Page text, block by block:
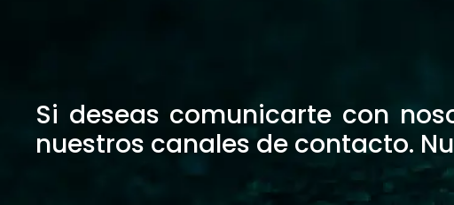
Si deseas comunicarte con
nuestros canales de contacto.